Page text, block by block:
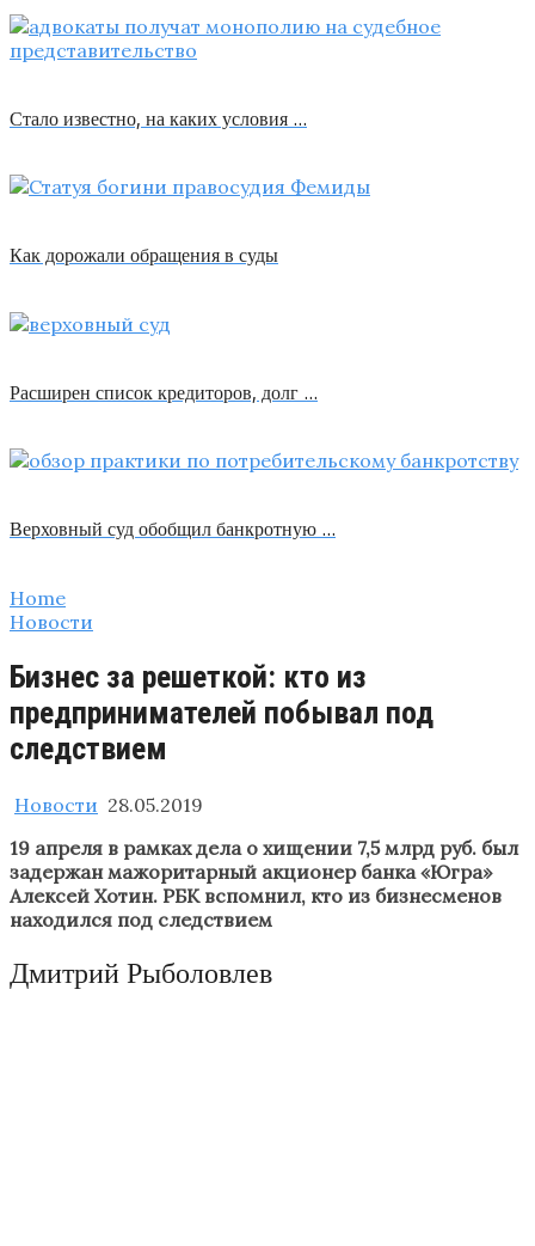
Стало известно, на каких условия …
Как дорожали обращения в суды
Расширен список кредиторов, долг …
Верховный суд обобщил банкротную …
Home
Новости
Бизнес за решеткой: кто из
предпринимателей побывал под
следствием
Новости 28.05.2019
19 апреля в рамках дела о хищении 7,5 млрд руб. был
задержан мажоритарный акционер банка «Югра»
Алексей Хотин. РБК вспомнил, кто из бизнесменов
находился под следствием
Дмитрий Рыболовлев